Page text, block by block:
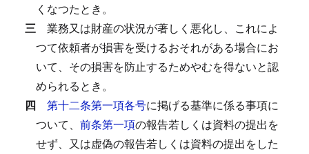
くなつたとき。
三 業務又は財産の状況が著しく悪化し、これによ
つて依頼者が損害を受けるおそれがある場合にお
いて、その損害を防止するためやむを得ないと認
められるとき。
四 第十二条第一項各号に掲げる基準に係る事項に
ついて、 前条第一項の報告若しくは資料の提出を
せず、又は虚偽の報告若しくは資料の提出をした